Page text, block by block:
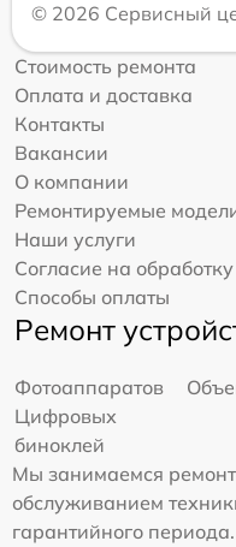
© 2026 Сервисный
Стоимость ремонта
Оплата и доставка
Контакты
Вакансии
О компании
Ремонтируемые
Наши услуги
Согласие на
Способы оплаты
Ремонт
Фотоаппаратов
Цифровых
биноклей
Мы занимаемся
обслуживанием
гарантийного